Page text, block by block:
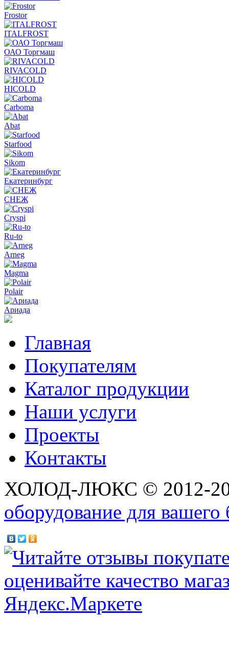
Frostor
ITALFROST
ОАО Торгмаш
RIVACOLD
HICOLD
Carboma
Abat
Starfood
Sikom
Екатеринбург
СНЕЖ
Cryspi
Ru-to
Arneg
Magma
Polair
Ариада
Главная
Покупателям
Каталог продукции
Наши услуги
Проекты
Контакты
ХОЛОД-ЛЮКС © 2012-
оборудование для вашего